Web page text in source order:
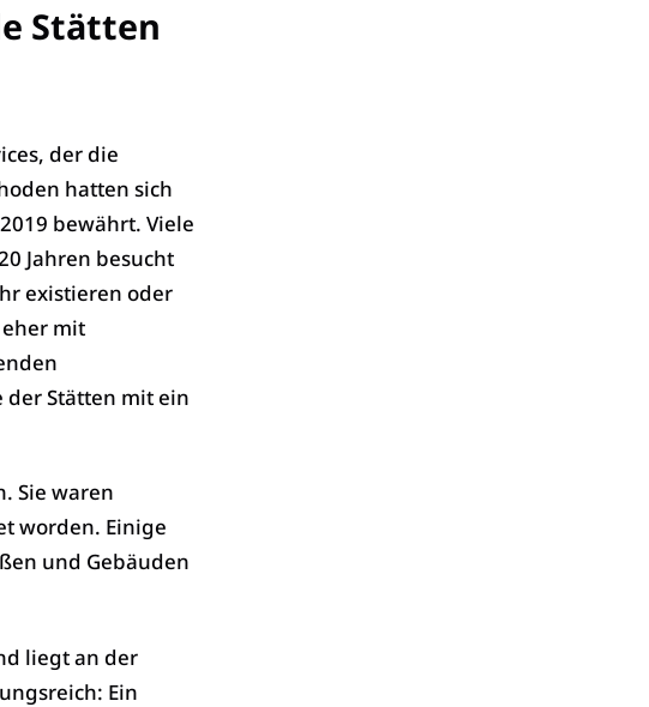
Stätten
der die
hatten sich
bewährt. Viele
Jahren besucht
existieren oder
mit
Stätten mit ein
Sie waren
worden. Einige
und Gebäuden
liegt an der
Ein